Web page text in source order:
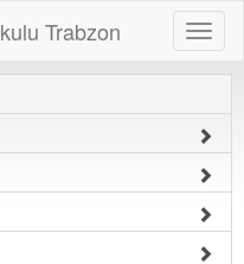
Trabzon